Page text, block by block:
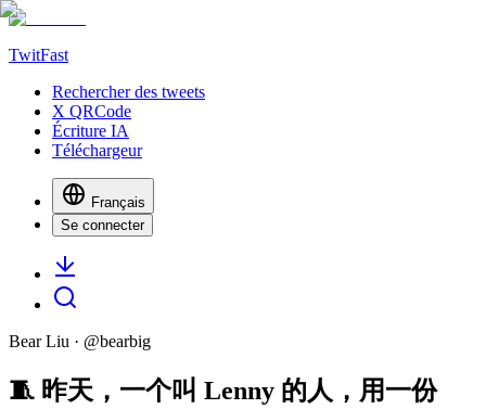
TwitFast
Rechercher des tweets
X QRCode
Écriture IA
Téléchargeur
Français
Se connecter
Bear Liu · @bearbig
🧵 昨天，一个叫 Lenny 的人，用一份